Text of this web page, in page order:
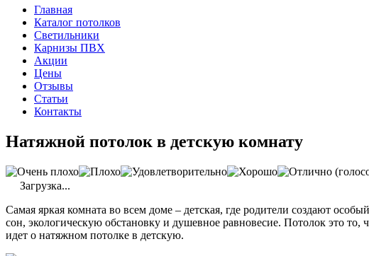
Главная
Каталог потолков
Светильники
Карнизы ПВХ
Акции
Цены
Отзывы
Статьи
Контакты
Натяжной потолок в детскую комнату
Загрузка...
Самая яркая комната во всем доме – детская, где родители создают
сон, экологическую обстановку и душевное равновесие. Потолок это
идет о натяжном потолке в детскую.